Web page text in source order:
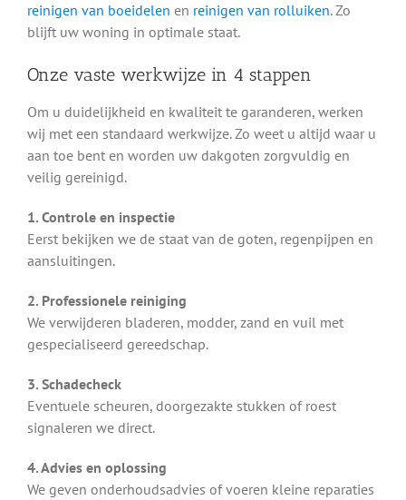
reinigen van boeidelen en reinigen van rolluiken. Zo
blijft uw woning in optimale staat.
Onze vaste werkwijze in 4 stappen
Om u duidelijkheid en kwaliteit te garanderen, werken
wij met een standaard werkwijze. Zo weet u altijd waar u
aan toe bent en worden uw dakgoten zorgvuldig en
veilig gereinigd.
1. Controle en inspectie
Eerst bekijken we de staat van de goten, regenpijpen en
aansluitingen.
2. Professionele reiniging
We verwijderen bladeren, modder, zand en vuil met
gespecialiseerd gereedschap.
3. Schadecheck
Eventuele scheuren, doorgezakte stukken of roest
signaleren we direct.
4. Advies en oplossing
We geven onderhoudsadvies of voeren kleine reparaties